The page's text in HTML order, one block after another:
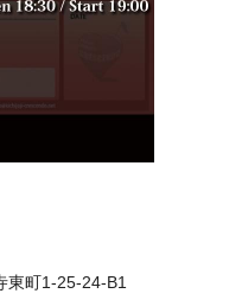
東町1-25-24-B1